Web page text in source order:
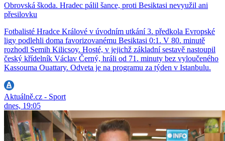
Obrovská škoda. Hradec pálil šance, proti Besiktasi nevyužil ani
přesilovku
Fotbalisté Hradce Králové v úvodním utkání 3. předkola Evropské
ligy podlehli doma favorizovanému Besiktasi 0:1. V 80. minutě
rozhodl Semih Kilicsoy. Hosté, v jejichž základní sestavě nastoupil
český křídelník Václav Černý, hráli od 71. minuty bez vyloučeného
Kassouma Ouattary. Odveta je na programu za týden v Istanbulu.
Aktuálně.cz - Sport
dnes, 19:05